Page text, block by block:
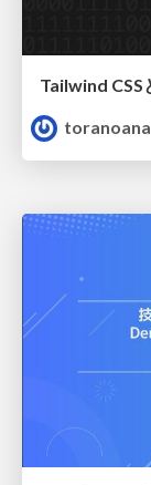
toranoana